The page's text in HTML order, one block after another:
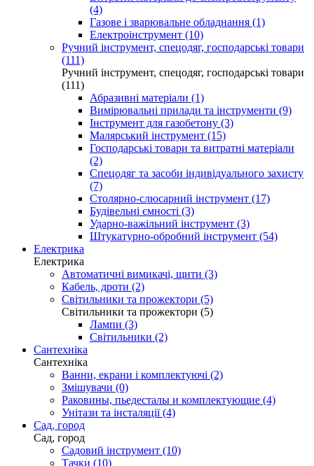
(4)
Газове і зварювальне обладнання (1)
Електроінструмент (10)
Ручний інструмент, спецодяг, господарські товари
(111)
Ручний інструмент, спецодяг, господарські товари
(111)
Абразивні матеріали (1)
Вимірювальні прилади та інструменти (9)
Інструмент для газобетону (3)
Малярський інструмент (15)
Господарські товари та витратні матеріали
(2)
Спецодяг та засоби індивідуального захисту
(7)
Столярно-слюсарний інструмент (17)
Будівельні ємності (3)
Ударно-важільний інструмент (3)
Штукатурно-обробний інструмент (54)
Електрика
Електрика
Автоматичні вимикачі, щити (3)
Кабель, дроти (2)
Світильники та прожектори (5)
Світильники та прожектори (5)
Лампи (3)
Світильники (2)
Сантехніка
Сантехніка
Ванни, екрани і комплектуючі (2)
Змішувачи (0)
Раковины, пьедесталы и комплектующие (4)
Унітази та інсталяції (4)
Сад, город
Сад, город
Садовий інструмент (10)
Тачки (10)